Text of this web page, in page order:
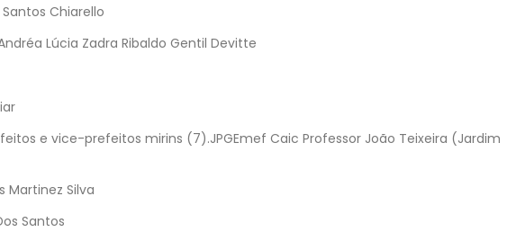
Chiarello
Lúcia Zadra Ribaldo Gentil Devitte
e vice-prefeitos mirins (7).JPGEmef Caic Professor João Teixeira (Jardim
Martinez Silva
Santos